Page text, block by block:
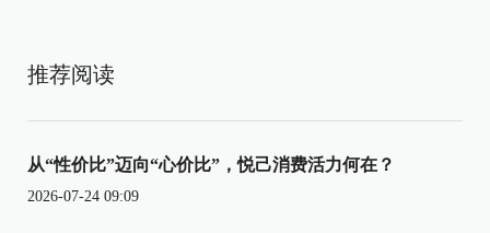
推荐阅读
从“性价比”迈向“心价比”，悦己消费活力何在？
2026-07-24 09:09